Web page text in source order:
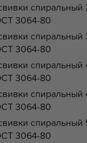
3064-80
3064-80
3064-80
3064-80
3064-80